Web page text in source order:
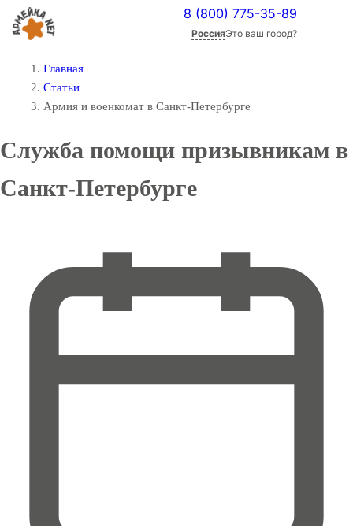
8 (800) 775-35-89
РоссияЭто ваш город?
Главная
Статьи
Армия и военкомат в Санкт-Петербурге
Служба помощи призывникам в
Санкт-Петербурге